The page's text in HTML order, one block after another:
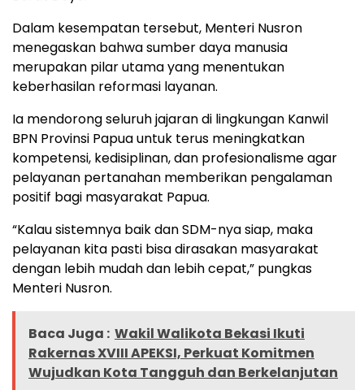
Dalam kesempatan tersebut, Menteri Nusron
menegaskan bahwa sumber daya manusia
merupakan pilar utama yang menentukan
keberhasilan reformasi layanan.
Ia mendorong seluruh jajaran di lingkungan Kanwil
BPN Provinsi Papua untuk terus meningkatkan
kompetensi, kedisiplinan, dan profesionalisme agar
pelayanan pertanahan memberikan pengalaman
positif bagi masyarakat Papua.
“Kalau sistemnya baik dan SDM-nya siap, maka
pelayanan kita pasti bisa dirasakan masyarakat
dengan lebih mudah dan lebih cepat,” pungkas
Menteri Nusron.
Baca Juga : Wakil Walikota Bekasi Ikuti
Rakernas XVIII APEKSI, Perkuat Komitmen
Wujudkan Kota Tangguh dan Berkelanjutan